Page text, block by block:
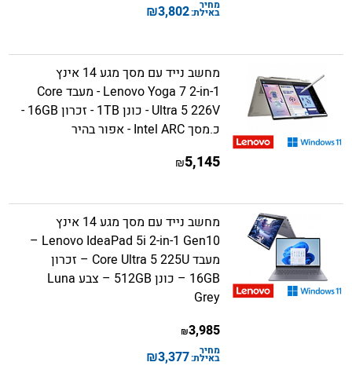
מחיר
באילת:3,802
₪
מחשב נייד עם מסך מגע 14 אינץ
Lenovo Yoga 7 2-in-1 - מעבד Core
Ultra 5 226V - כונן 1TB - זכרון 16GB -
כ.מסך Intel ARC - אפור בהיר
5,145
₪
מחשב נייד עם מסך מגע 14 אינץ
Lenovo IdeaPad 5i 2-in-1 Gen10 –
מעבד Core Ultra 5 225U – זכרון
16GB – כונן 512GB – צבע Luna
Grey
3,985
₪
מחיר
באילת:3,377
₪